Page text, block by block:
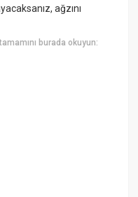
ağzını
burada okuyun: